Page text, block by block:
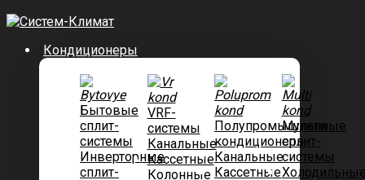
Кондиционеры
Бытовые
сплит-
системы
Инверторные
сплит-
VRF-
системы
Канальные
Касcетные
Колонные
Полупромышленные
кондиционеры
Канальные
Кассетные
Мульти
сплит-
системы
Холодильные